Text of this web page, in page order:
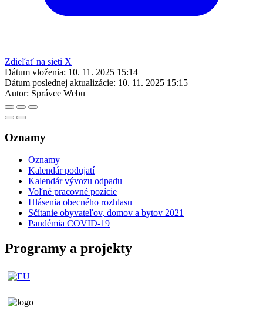
Zdieľať na sieti X
Dátum vloženia: 10. 11. 2025 15:14
Dátum poslednej aktualizácie: 10. 11. 2025 15:15
Autor: Správce Webu
Oznamy
Oznamy
Kalendár podujatí
Kalendár vývozu odpadu
Voľné pracovné pozície
Hlásenia obecného rozhlasu
Sčítanie obyvateľov, domov a bytov 2021
Pandémia COVID-19
Programy a projekty